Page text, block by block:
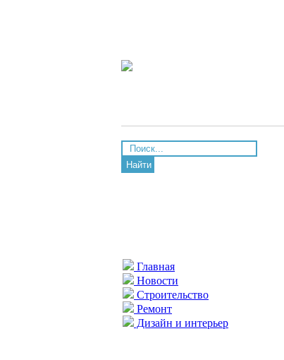
Найти
Главная
Новости
Строительство
Ремонт
Дизайн и интерьер